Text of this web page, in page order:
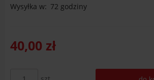
Wysyłka w: 72 godziny
40,00 zł